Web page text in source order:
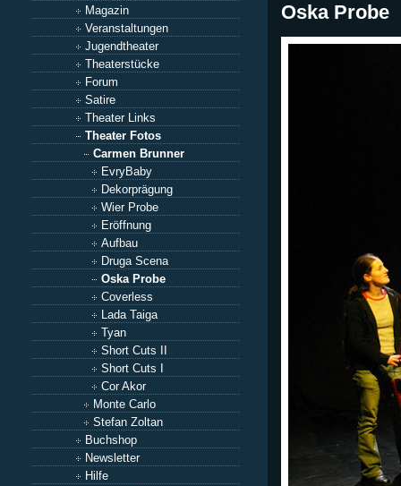
Magazin
Veranstaltungen
Jugendtheater
Theaterstücke
Forum
Satire
Theater Links
Theater Fotos
Carmen Brunner
EvryBaby
Dekorprägung
Wier Probe
Eröffnung
Aufbau
Druga Scena
Oska Probe
Coverless
Lada Taiga
Tyan
Short Cuts II
Short Cuts I
Cor Akor
Monte Carlo
Stefan Zoltan
Buchshop
Newsletter
Hilfe
Oska Probe